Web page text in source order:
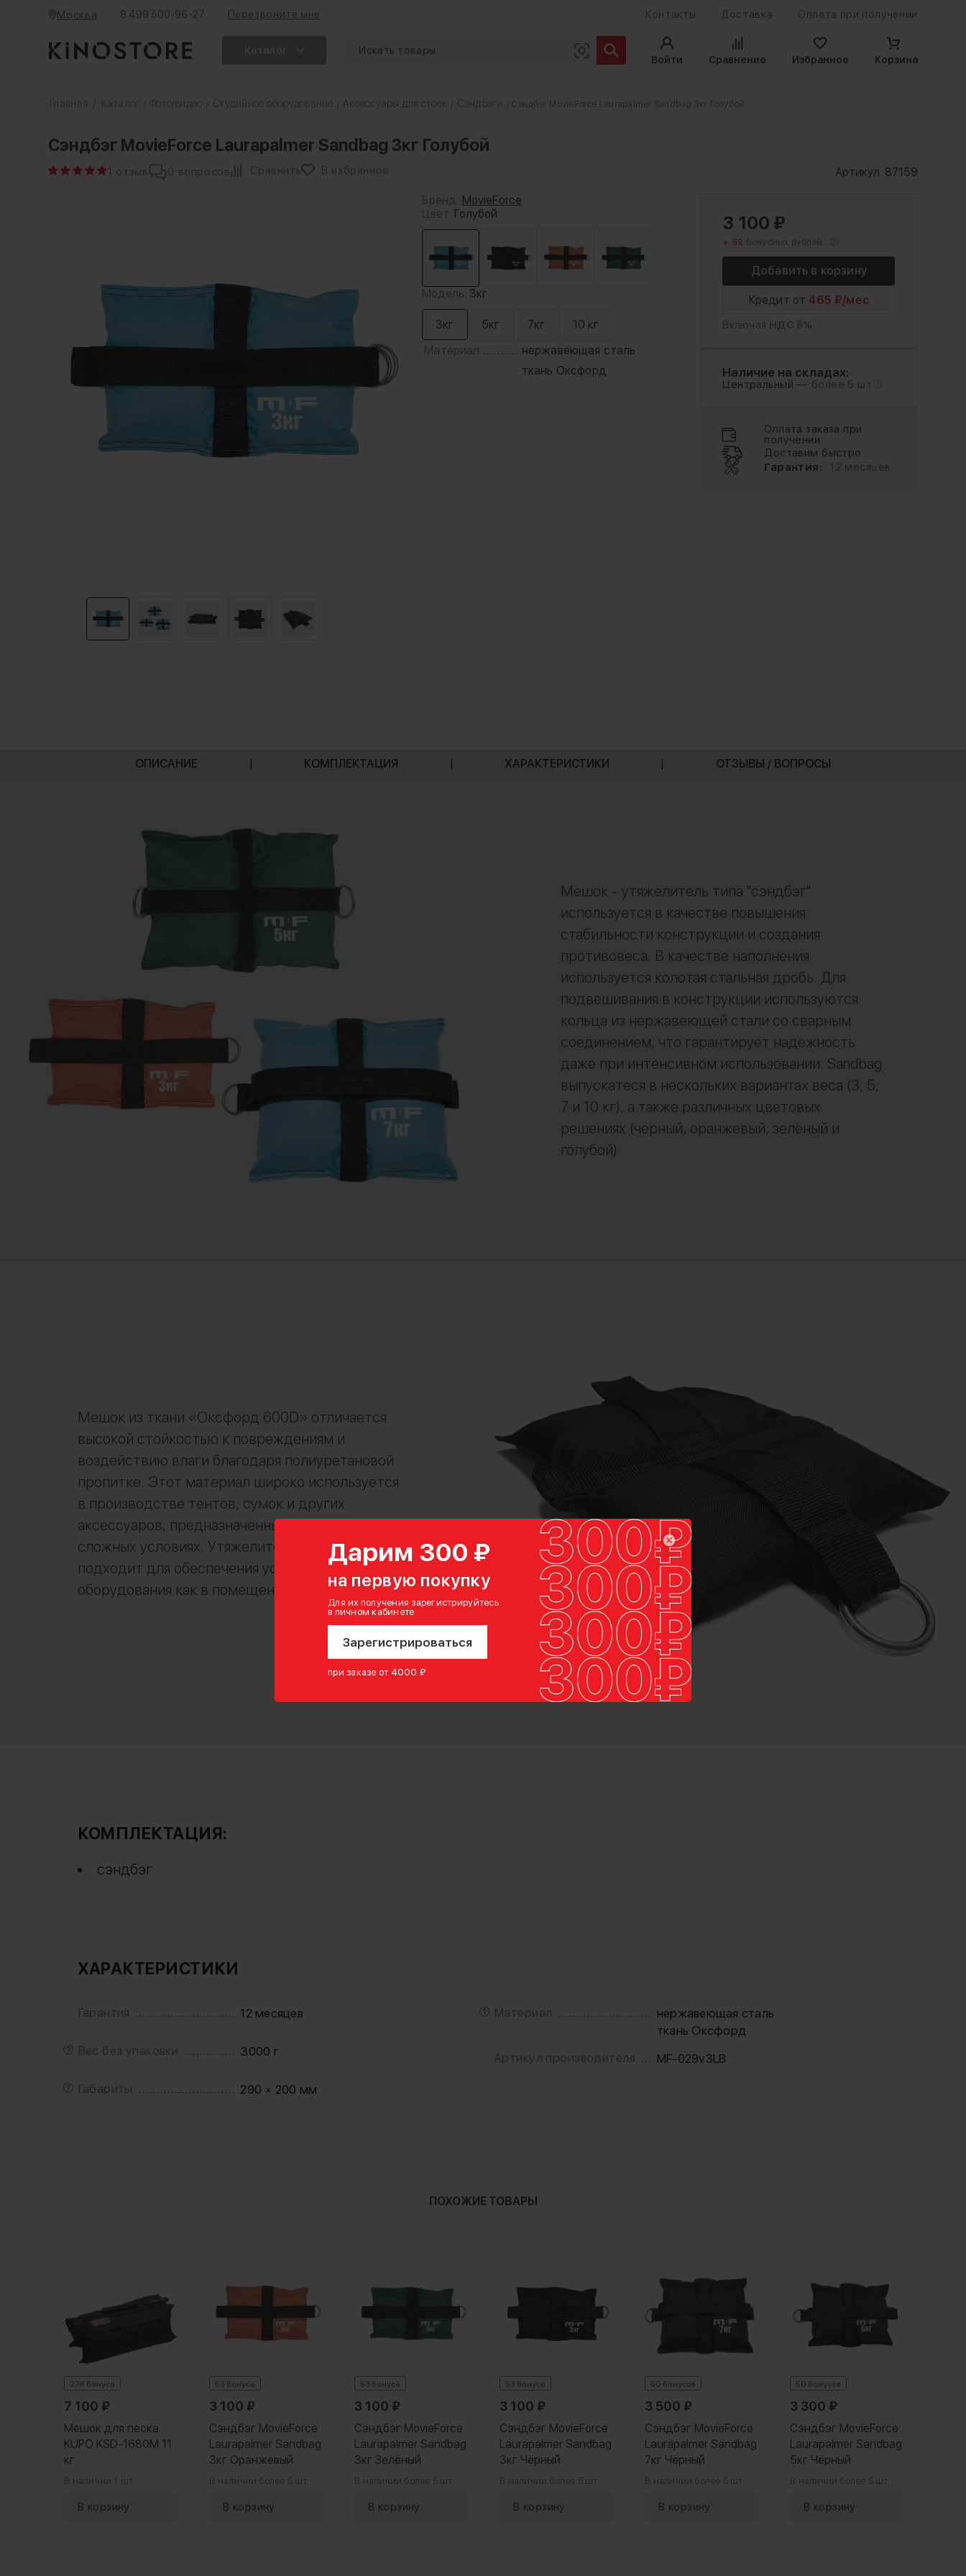
Дарим 300 ₽
на первую покупку
Для их получения зарегистрируйтесь
в личном кабинете
Зарегистрироваться
при заказе от 4000 ₽
Москва 8 499 500-96-27 Перезвоните мне Контакты Доставка Оплата при получении
Войти
Сравнение Избранное Корзина
Главная Каталог Фото/видео Студийное оборудование Аксессуары для стоек Сэндбэги / Сэндбэг MovieForce Laurapalmer Sandbag 3кг Голубой
Сэндбэг MovieForce Laurapalmer Sandbag 3кг Голубой
1 отзыв 0 вопросов Сравнить В избранное Артикул: 87159
Бренд: MovieForce
Цвет: Голубой
Модель: 3кг
3кг 5кг 7кг
10 кг
Материал
нержавеющая сталь
ткань Оксфорд
3 100 ₽
+ 53 Бонусных рублей
Кредит от 465 ₽/мес
Включая НДС 5%
Наличие на складах:
Центральный — более 5 шт.
Оплата заказа при
получении
Доставим быстро
Гарантия:
12 месяцев
ОПИСАНИЕ | КОМПЛЕКТАЦИЯ | ХАРАКТЕРИСТИКИ | ОТЗЫВЫ / ВОПРОСЫ
Мешок - утяжелитель типа "сэндбэг"
используется в качестве повышения
стабильности конструкции и создания
противовеса. В качестве наполнения
используется колотая стальная дробь. Для
подвешивания в конструкции используются
кольца из нержавеющей стали со сварным
соединением, что гарантирует надежность
даже при интенсивном использовании. Sandbag
выпускатеся в нескольких вариантах веса (3, 5,
7 и 10 кг), а также различных цветовых
решениях (чёрный, оранжевый, зелёный и
голубой)
Мешок из ткани «Оксфорд 600D» отличается
высокой стойкостью к повреждениям и
воздействию влаги благодаря полиуретановой
пропитке. Этот материал широко используется
в производстве тентов, сумок и других
аксессуаров, предназначенных для работы в
сложных условиях. Утяжелитель идеально
подходит для обеспечения устойчивости
оборудования как в помещении, так и на улице
КОМПЛЕКТАЦИЯ:
сэндбэг
ХАРАКТЕРИСТИКИ
Гарантия 12 месяцев
Вес без упаковки 3000 г
Габариты 290 × 200 мм
Материал
нержавеющая сталь
ткань Оксфорд
Артикул производителя
MF-029v3LB
ПОХОЖИЕ ТОВАРЫ
274 бонуса
7 100 ₽
Мешок для песка
KUPO KSD-1680M 11
кг
В наличии: 1 шт.
53 бонуса
3 100 ₽
Сэндбэг MovieForce
Laurapalmer Sandbag
3кг Оранжевый
В наличии: более 5 шт.
53 бонуса
3 100 ₽
Сэндбэг MovieForce
Laurapalmer Sandbag
3кг Зелёный
В наличии: более 5 шт.
53 бонуса
3 100 ₽
Сэндбэг MovieForce
Laurapalmer Sandbag
3кг Чёрный
В наличии: более 5 шт.
50 бонусов
3 500 ₽
Сэндбэг MovieForce
Laurapalmer Sandbag
7кг Чёрный
В наличии: более 5 шт.
50 бонусов
3 300 ₽
Сэндбэг MovieForce
Laurapalmer Sandbag
5кг Чёрный
В наличии: более 5 шт.